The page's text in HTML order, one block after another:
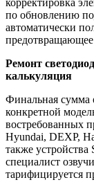
по обновлению
автоматически
Ремонт
калькуляция
Финальная сумма
конкретной
востребованных
Hyundai, DEXP,
также
специалист
тарифицируется